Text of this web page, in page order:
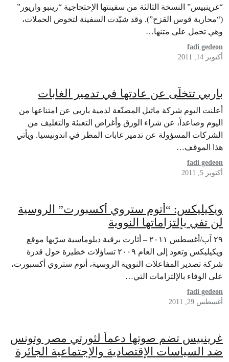
“غرينبيس” النسخة الثالثة من سفينتها الإحتجاجية “رينبو واريور”
(“محاربة قوس القزح”). وقد شيّدت السفينة لتخوض الحملات،
وهي تحمل على متنها…
fadi gedeon
أكتوبر 14, 2011
باربي تتخلّى عن عادتها في تدمير الغابات
أعلنت اليوم شركة ماتيل المصنّعة لدمية باربي عن امتناعها من
اليوم وصاعداً، عن شراء الورق وأغراض التعبئة والتغليف من
الشركات المسؤولة عن تدمير غابات المطر في اندونيسيا. ويأتي
هذا الموقف…
fadi gedeon
أكتوبر 5, 2011
ويكيليكس: “أتوم ستروي أكسبورت” الروسية
لن تفي بإلتزاماتها النووية
٢٩ آب/أغسطس ٢٠١١ – أثارت برقية دبلوماسية سرّبها موقع
ويكيليكس وتعود إلى العام ٢٠٠٩ تساؤلات خطيرة حول قدرة
شركة تصدير المفاعلات النووية الروسية، أتوم ستروي أكسبورت،
على الوفاء بالإلتزامات التي…
fadi gedeon
أغسطس 29, 2011
غرينبيس تضم صوتها دعماً لثورتي مصر وتونس
ضد السياسات الإقتصادية والإجتماعية الجائرة